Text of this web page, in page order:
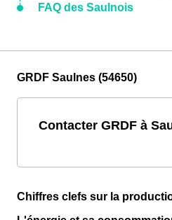
FAQ des Saulnois
GRDF Saulnes (54650)
Contacter GRDF à
Chiffres clefs sur la